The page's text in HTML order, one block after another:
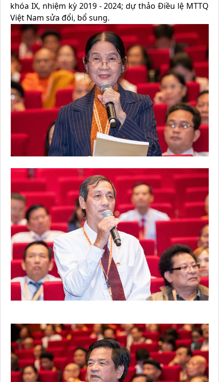
khóa IX, nhiệm kỳ 2019 - 2024; dự thảo Điều lệ MTTQ
Việt Nam sửa đổi, bổ sung.